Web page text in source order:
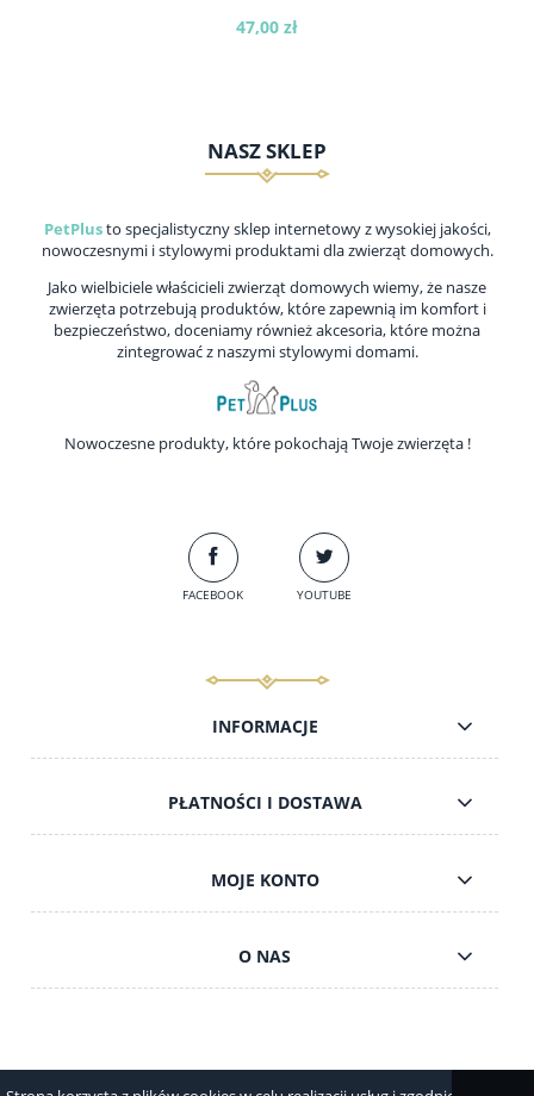
47,00 zł
do koszyka
NASZ SKLEP
PetPlusto specjalistyczny sklep internetowy z wysokiej jakości,
nowoczesnymi i stylowymi produktami dla zwierząt domowych.
Jako wielbiciele właścicieli zwierząt domowych wiemy, że nasze
zwierzęta potrzebują produktów, które zapewnią im komfort i
bezpieczeństwo, doceniamy również akcesoria, które można
zintegrować z naszymi stylowymi domami.
Nowoczesne produkty, które pokochają Twoje zwierzęta !
FACEBOOK YOUTUBE
INFORMACJE
PŁATNOŚCI I DOSTAWA
MOJE KONTO
O NAS